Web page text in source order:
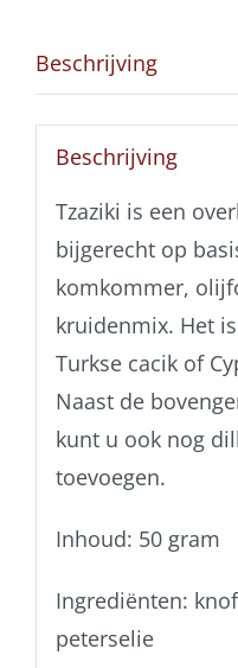
Beschrijving
Beschrijving
Tzaziki is een
bijgerecht op
komkommer,
kruidenmix. Het
Turkse cacik of
Naast de
kunt u ook nog
toevoegen.
Inhoud: 50 gram
Ingrediënten:
peterselie